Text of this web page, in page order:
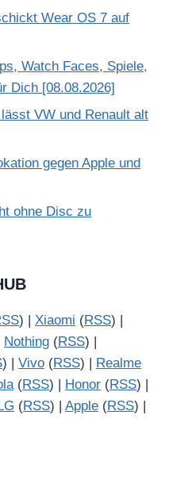
Wear OS 7 auf
Watch Faces, Spiele,
Dich [08.08.2026]
VW und Renault alt
gegen Apple und
ohne Disc zu
) | Xiaomi (RSS) |
Nothing (RSS) |
) | Vivo (RSS) |
Realme
(RSS) | Honor (RSS) |
LG (RSS) | Apple (RSS) |